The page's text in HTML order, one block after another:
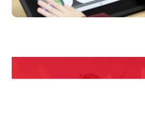
Campus